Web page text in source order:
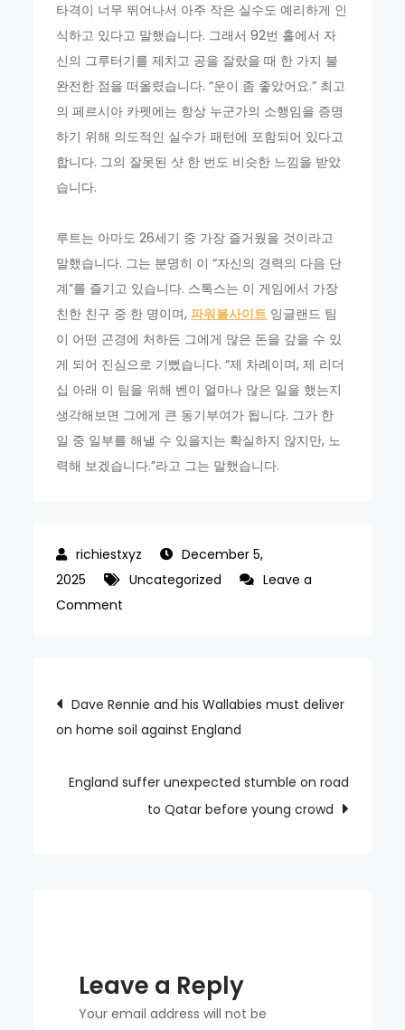
타격이 너무 뛰어나서 아주 작은 실수도 예리하게 인
식하고 있다고 말했습니다. 그래서 92번 홀에서 자
신의 그루터기를 제치고 공을 잘랐을 때 한 가지 불
완전한 점을 떠올렸습니다. “운이 좀 좋았어요.” 최고
의 페르시아 카펫에는 항상 누군가의 소행임을 증명
하기 위해 의도적인 실수가 패턴에 포함되어 있다고
합니다. 그의 잘못된 샷 한 번도 비슷한 느낌을 받았
습니다.
루트는 아마도 26세기 중 가장 즐거웠을 것이라고
말했습니다. 그는 분명히 이 “자신의 경력의 다음 단
계”를 즐기고 있습니다. 스톡스는 이 게임에서 가장
친한 친구 중 한 명이며, 파워볼사이트 잉글랜드 팀
이 어떤 곤경에 처하든 그에게 많은 돈을 갚을 수 있
게 되어 진심으로 기뻤습니다. “제 차례이며, 제 리더
십 아래 이 팀을 위해 벤이 얼마나 많은 일을 했는지
생각해보면 그에게 큰 동기부여가 됩니다. 그가 한
일 중 일부를 해낼 수 있을지는 확실하지 않지만, 노
력해 보겠습니다.”라고 그는 말했습니다.
December 5,
2025
Uncategorized
Leave a
Comment
Test
for
having
been
best
Post
navigation
Dave Rennie and his Wallabies must deliver
on home soil against England
England suffer unexpected stumble on road
to Qatar before young crowd
Leave a Reply
Your email address will not be